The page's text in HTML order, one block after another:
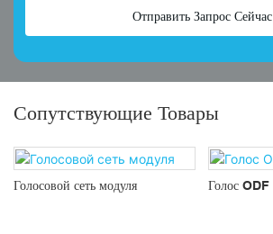
Отправить Запрос Сейчас
Сопутствующие Товары
Голосовой сеть модуля
Голос ODF